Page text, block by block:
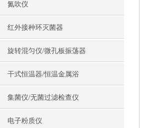
氮吹仪
红外接种环灭菌器
旋转混匀仪/微孔板振荡器
干式恒温器/恒温金属浴
集菌仪/无菌过滤检查仪
电子粉质仪